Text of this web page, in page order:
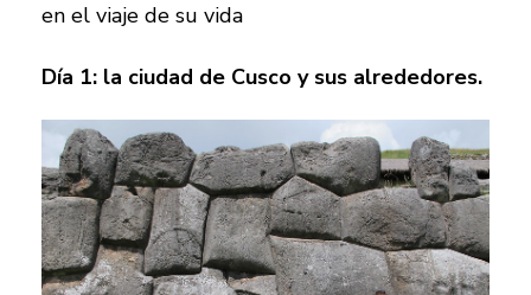
en el viaje de su vida
Día 1: la ciudad de Cusco y sus alrededores.